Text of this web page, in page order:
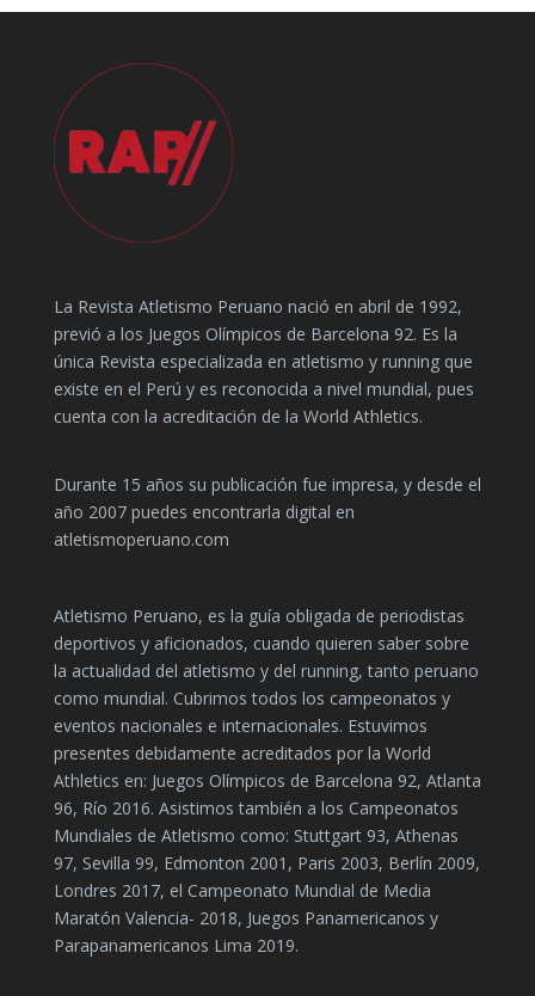
La Revista Atletismo Peruano nació en abril de 1992,
previó a los Juegos Olímpicos de Barcelona 92. Es la
única Revista especializada en atletismo y running que
existe en el Perú y es reconocida a nivel mundial, pues
cuenta con la acreditación de la World Athletics.
Durante 15 años su publicación fue impresa, y desde el
año 2007 puedes encontrarla digital en
atletismoperuano.com
Atletismo Peruano, es la guía obligada de periodistas
deportivos y aficionados, cuando quieren saber sobre
la actualidad del atletismo y del running, tanto peruano
como mundial. Cubrimos todos los campeonatos y
eventos nacionales e internacionales. Estuvimos
presentes debidamente acreditados por la World
Athletics en: Juegos Olímpicos de Barcelona 92, Atlanta
96, Río 2016. Asistimos también a los Campeonatos
Mundiales de Atletismo como: Stuttgart 93, Athenas
97, Sevilla 99, Edmonton 2001, Paris 2003, Berlín 2009,
Londres 2017, el Campeonato Mundial de Media
Maratón Valencia- 2018, Juegos Panamericanos y
Parapanamericanos Lima 2019.